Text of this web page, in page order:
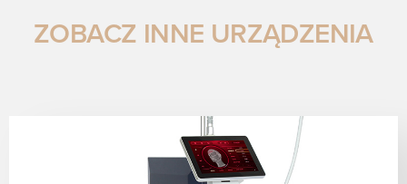
ZOBACZ INNE URZĄDZENIA